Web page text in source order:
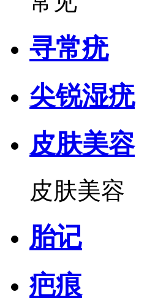
寻常疣
尖锐湿疣
皮肤美容
皮肤美容
胎记
疤痕